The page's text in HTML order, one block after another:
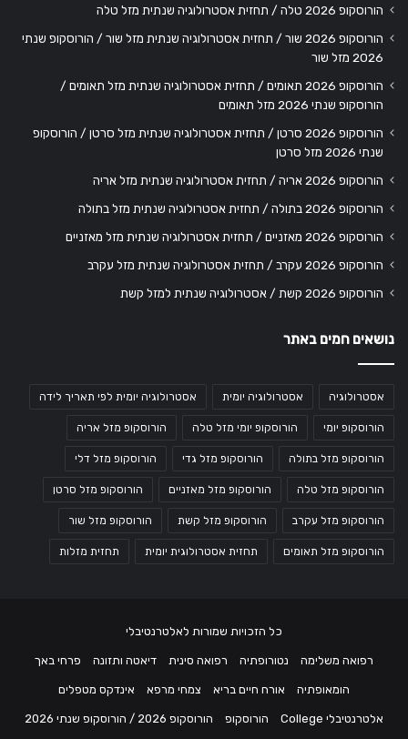
הורוסקופ 2026 טלה / תחזית אסטרולוגיה שנתית מזל טלה
הורוסקופ 2026 שור / תחזית אסטרולוגיה שנתית מזל שור / הורוסקופ שנתי
2026 מזל שור
הורוסקופ 2026 תאומים / תחזית אסטרולוגיה שנתית מזל תאומים /
הורוסקופ שנתי 2026 מזל תאומים
הורוסקופ 2026 סרטן / תחזית אסטרולוגיה שנתית מזל סרטן / הורוסקופ
שנתי 2026 מזל סרטן
הורוסקופ 2026 אריה / תחזית אסטרולוגיה שנתית מזל אריה
הורוסקופ 2026 בתולה / תחזית אסטרולוגיה שנתית מזל בתולה
הורוסקופ 2026 מאזניים / תחזית אסטרולוגיה שנתית מזל מאזניים
הורוסקופ 2026 עקרב / תחזית אסטרולוגיה שנתית מזל עקרב
הורוסקופ 2026 קשת / אסטרולוגיה שנתית למזל קשת
נושאים חמים באתר
אסטרולוגיה אסטרולוגיה יומית אסטרולוגיה יומית לפי תאריך לידה
הורוסקופ יומי הורוסקופ יומי מזל טלה הורוסקופ מזל אריה
הורוסקופ מזל בתולה הורוסקופ מזל גדי הורוסקופ מזל דלי
הורוסקופ מזל טלה הורוסקופ מזל מאזניים הורוסקופ מזל סרטן
הורוסקופ מזל עקרב הורוסקופ מזל קשת הורוסקופ מזל שור
הורוסקופ מזל תאומים תחזית אסטרולוגית יומית תחזית מזלות
כל הזכויות שמורות לאלטרנטיבלי
רפואה משלימה נטורופתיה רפואה סינית דיאטה ותזונה פרחי באך
הומאופתיה אורח חיים בריא צמחי מרפא אינדקס מטפלים
אלטרנטיבלי College הורוסקופ הורוסקופ 2026 / הורוסקופ שנתי 2026